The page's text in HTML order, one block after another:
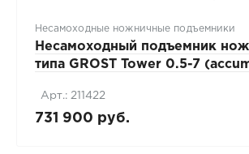
Несамоходные ножничные подъемники
Несамоходный подъемник
типа GROST Tower 0.5-7
Арт.: 211422
731 900 руб.